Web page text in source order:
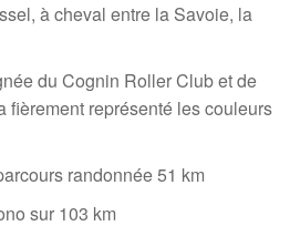
à cheval entre la Savoie, la
du Cognin Roller Club et de
fièrement représenté les couleurs
randonnée 51 km
sur 103 km